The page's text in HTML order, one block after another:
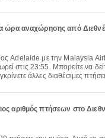
ώρα αναχώρησης από
στις 23:55. Μπορείτε να
άλλες διαθέσιμες
αριθμός πτήσεων στο